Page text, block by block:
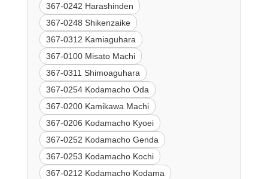
367-0242 Harashinden
367-0248 Shikenzaike
367-0312 Kamiaguhara
367-0100 Misato Machi
367-0311 Shimoaguhara
367-0254 Kodamacho Oda
367-0200 Kamikawa Machi
367-0206 Kodamacho Kyoei
367-0252 Kodamacho Genda
367-0253 Kodamacho Kochi
367-0212 Kodamacho Kodama